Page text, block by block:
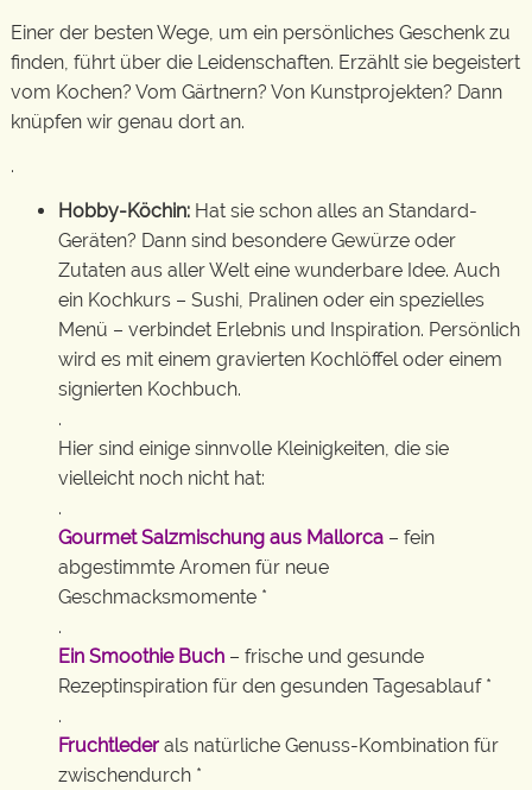
Einer der besten Wege, um ein persönliches Geschenk zu
finden, führt über die Leidenschaften. Erzählt sie begeistert
vom Kochen? Vom Gärtnern? Von Kunstprojekten? Dann
knüpfen wir genau dort an.
.
Hobby-Köchin: Hat sie schon alles an Standard-
Geräten? Dann sind besondere Gewürze oder
Zutaten aus aller Welt eine wunderbare Idee. Auch
ein Kochkurs – Sushi, Pralinen oder ein spezielles
Menü – verbindet Erlebnis und Inspiration. Persönlich
wird es mit einem gravierten Kochlöffel oder einem
signierten Kochbuch.
.
Hier sind einige sinnvolle Kleinigkeiten, die sie
vielleicht noch nicht hat:
.
Gourmet Salzmischung aus Mallorca – fein
abgestimmte Aromen für neue
Geschmacksmomente *
.
Ein Smoothie Buch – frische und gesunde
Rezeptinspiration für den gesunden Tagesablauf *
.
Fruchtleder als natürliche Genuss-Kombination für
zwischendurch *